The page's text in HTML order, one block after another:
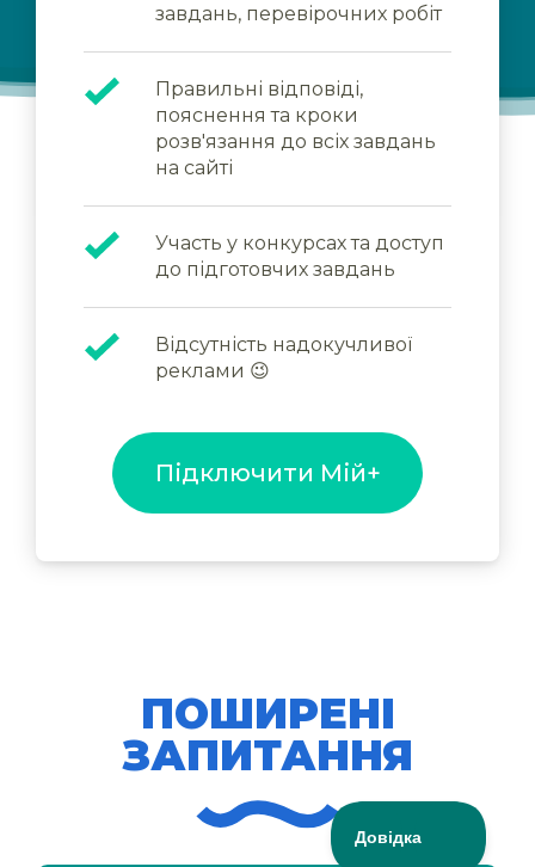
завдань, перевірочних робіт
Правильні відповіді,
пояснення та кроки
розв'язання до всіх завдань
на сайті
Участь у конкурсах та доступ
до підготовчих завдань
Відсутність надокучливої
реклами 😉
Підключити Мій+
ПОШИРЕНІ
ЗАПИТАННЯ